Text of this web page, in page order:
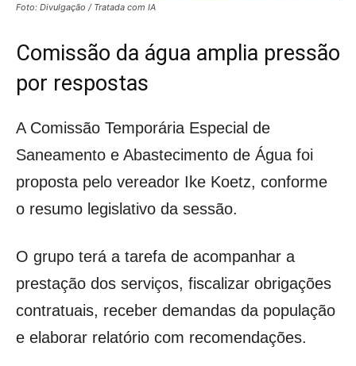
Foto: Divulgação / Tratada com IA
Comissão da água amplia pressão
por respostas
A Comissão Temporária Especial de
Saneamento e Abastecimento de Água foi
proposta pelo vereador Ike Koetz, conforme
o resumo legislativo da sessão.
O grupo terá a tarefa de acompanhar a
prestação dos serviços, fiscalizar obrigações
contratuais, receber demandas da população
e elaborar relatório com recomendações.